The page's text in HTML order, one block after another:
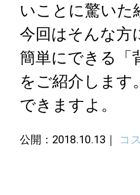
いことに驚いた
今回はそんな方
簡単にできる「
をご紹介します
できますよ。
公開：2018.10.13 コ